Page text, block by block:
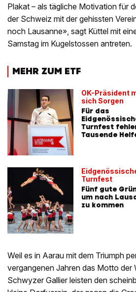
Plakat – als tägliche Motivation für
der Schweiz mit der gehissten
noch Lausanne», sagt Küttel mit
Samstag im Kugelstossen antreten.
MEHR ZUM ETF
OK-Präsident
sich Sorgen
Für das
Turnfest
Tausende
Turnfest
Fünf gute
um nach
zu kommen
Weil es in Aarau mit dem Triumph
vergangenen Jahren das Motto der
Schwyzer Gallier leisten den